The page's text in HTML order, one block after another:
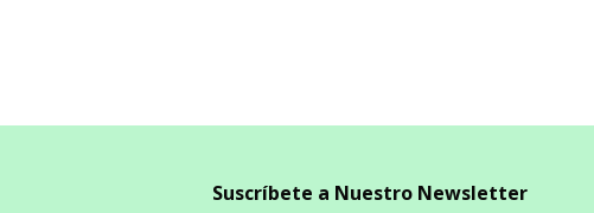
Suscríbete a Nuestro Newsletter